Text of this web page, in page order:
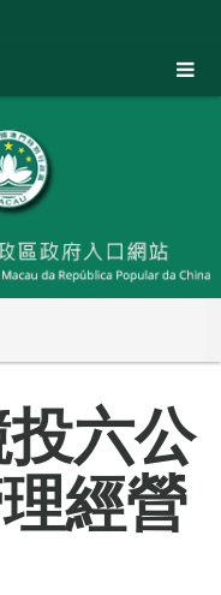
六公
經營